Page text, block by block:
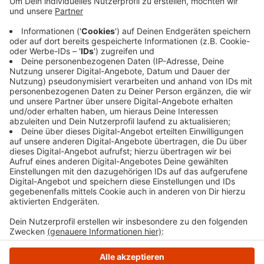
kurzer Begründung gehen an:
dschleusner@ennepetal.de. Vergangenes Jahr
ging der Friedenspreis an den Henri-Thaler-Verein
- eine Selbsthilfegruppe für Eltern krebskranker
Kinder und Jugendlicher.
Veröffentlicht:Freitag, 12.07.2019 08:17
Anzeige
Anzeige